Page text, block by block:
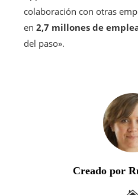
colaboración con otras
en 2,7 millones de
del paso».
Creado por